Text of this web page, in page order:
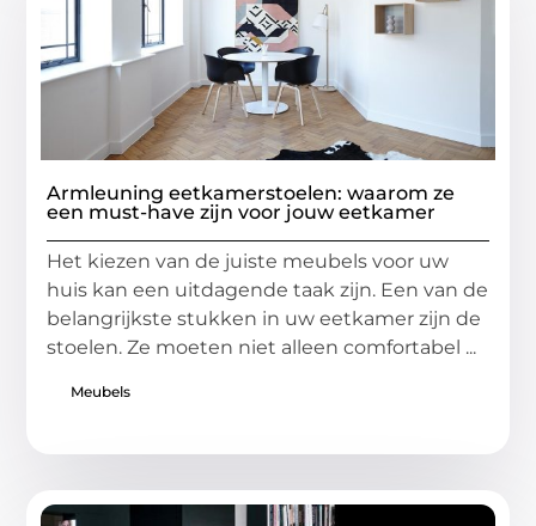
Armleuning eetkamerstoelen: waarom ze
een must-have zijn voor jouw eetkamer
Het kiezen van de juiste meubels voor uw
huis kan een uitdagende taak zijn. Een van de
belangrijkste stukken in uw eetkamer zijn de
stoelen. Ze moeten niet alleen comfortabel ...
Meubels